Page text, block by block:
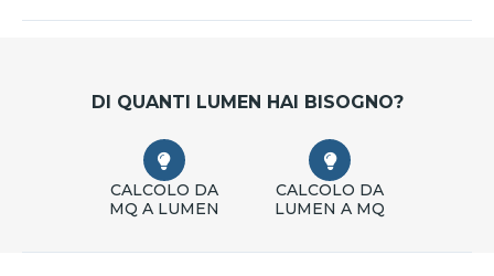
DI QUANTI LUMEN HAI BISOGNO?
CALCOLO DA
MQ A LUMEN
CALCOLO DA
LUMEN A MQ